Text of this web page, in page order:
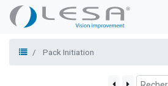
Pack Initiation